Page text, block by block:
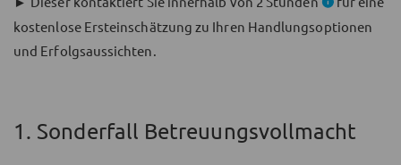
kostenlose Ersteinschätzung zu Ihren Handlungsoptionen
und Erfolgsaussichten.
1. Sonderfall Betreuungsvollmacht